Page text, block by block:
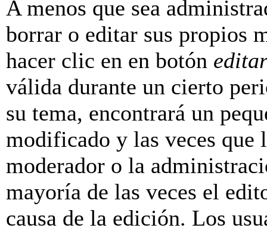
A menos que sea
borrar o editar sus propios
hacer clic en en botón
válida durante un cierto
su tema, encontrará un
modificado y las veces que
moderador o la
mayoría de las veces el
causa de la edición. Los